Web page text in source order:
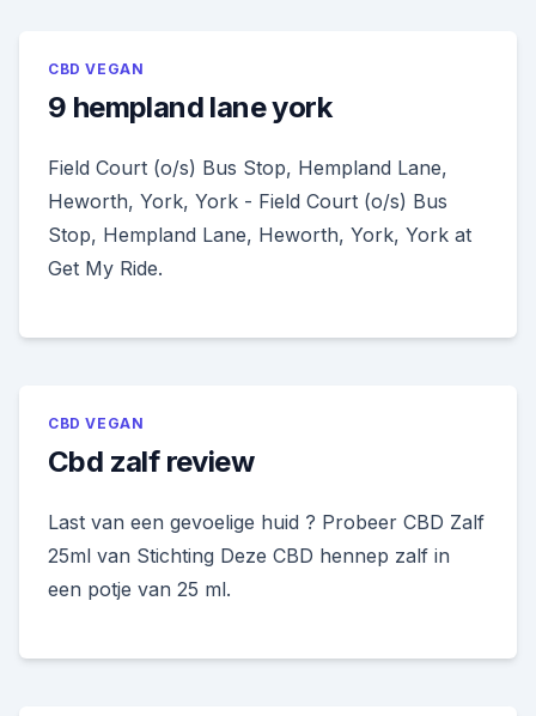
CBD VEGAN
9 hempland lane york
Field Court (o/s) Bus Stop, Hempland Lane,
Heworth, York, York - Field Court (o/s) Bus
Stop, Hempland Lane, Heworth, York, York at
Get My Ride.
CBD VEGAN
Cbd zalf review
Last van een gevoelige huid ? Probeer CBD Zalf
25ml van Stichting Deze CBD hennep zalf in
een potje van 25 ml.